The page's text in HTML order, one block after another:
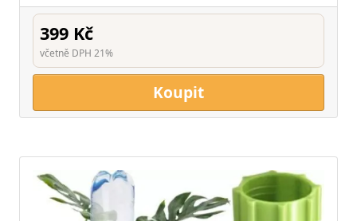
399 Kč
včetně DPH 21%
Koupit